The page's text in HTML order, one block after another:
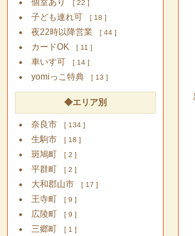
個室あり [ 22 ]
子ども連れ可 [ 18 ]
夜22時以降営業 [ 44 ]
カードOK [ 11 ]
車いす可 [ 14 ]
yomiっこ特典 [ 13 ]
◆エリア別
奈良市 [ 134 ]
生駒市 [ 18 ]
斑鳩町 [ 2 ]
平群町 [ 2 ]
大和郡山市 [ 17 ]
王寺町 [ 9 ]
広陵町 [ 9 ]
三郷町 [ 1 ]